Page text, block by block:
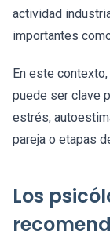
actividad
importantes
En este
puede ser clave
estrés,
pareja o etapas
Los